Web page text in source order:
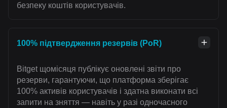
безпеку коштів користувачів.
100% підтвердження резервів (PoR)
Bitget щомісяця публікує оновлені звіти про
резерви, гарантуючи, що платформа зберігає
100% активів користувачів і здатна виконати всі
запити на зняття — навіть у разі одночасного